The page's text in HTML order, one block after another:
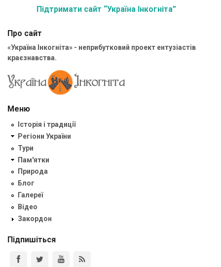
Підтримати сайт “Україна Інкогніта”
Про сайт
«Україна Інкогніта» - неприбутковий проект ентузіастів
краєзнавства.
Меню
Історія і традиції
Регіони України
Тури
Пам'ятки
Природа
Блог
Галереї
Відео
Закордон
Підпишіться